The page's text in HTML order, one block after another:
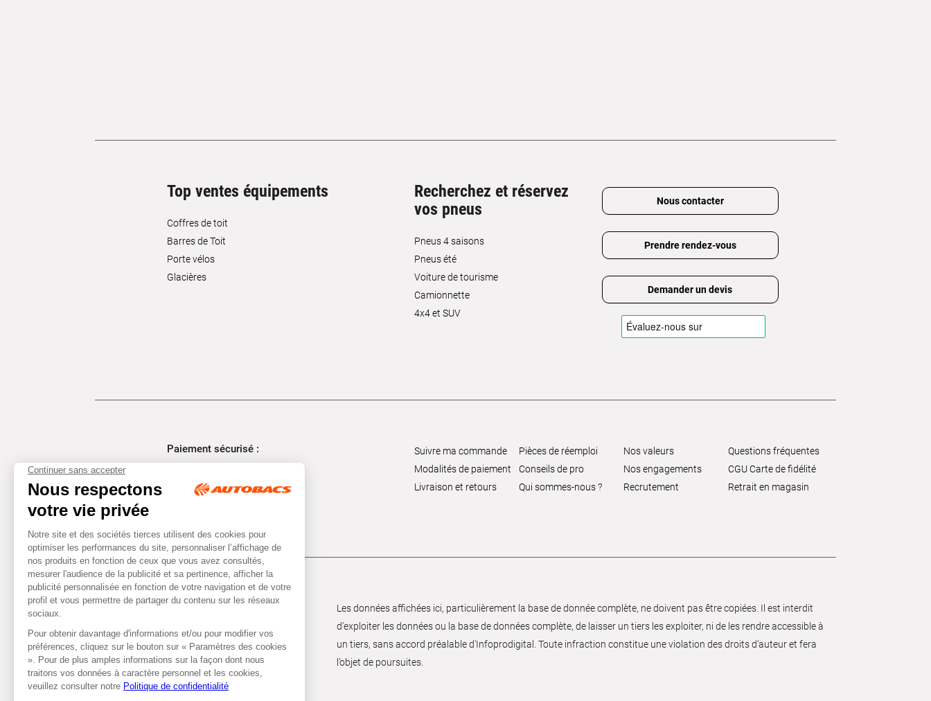
Top ventes équipements
Coffres de toit
Barres de Toit
Porte vélos
Glacières
Recherchez et réservez
vos pneus
Pneus 4 saisons
Pneus été
Voiture de tourisme
Camionnette
4x4 et SUV
Nous contacter
Prendre rendez-vous
Demander un devis
Paiement sécurisé :
Suivre ma commande
Modalités de paiement
Livraison et retours
Pièces de réemploi
Conseils de pro
Qui sommes-nous ?
Nos valeurs
Nos engagements
Recrutement
Questions fréquentes
CGU Carte de fidélité
Retrait en magasin
Les données affichées ici, particulièrement la base de donnée complète, ne doivent pas être copiées. Il est interdit
d’exploiter les données ou la base de données complète, de laisser un tiers les exploiter, ni de les rendre accessible à
un tiers, sans accord préalable d'Infoprodigital. Toute infraction constitue une violation des droits d’auteur et fera
l’objet de poursuites.